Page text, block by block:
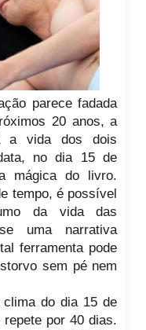
parece fadada
20 anos, a
a vida dos dois
no dia 15 de
mágica do livro.
tempo, é possível
da vida das
umanarrativa
ferramenta pode
sem pé nem
clima do dia 15 de
por 40 dias.